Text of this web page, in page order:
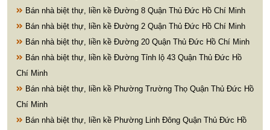
Bán nhà biệt thự, liền kề Đường 8 Quận Thủ Đức Hồ Chí Minh
Bán nhà biệt thự, liền kề Đường 2 Quận Thủ Đức Hồ Chí Minh
Bán nhà biệt thự, liền kề Đường 20 Quận Thủ Đức Hồ Chí Minh
Bán nhà biệt thự, liền kề Đường Tỉnh lộ 43 Quận Thủ Đức Hồ
Chí Minh
Bán nhà biệt thự, liền kề Phường Trường Thọ Quận Thủ Đức Hồ
Chí Minh
Bán nhà biệt thự, liền kề Phường Linh Đông Quận Thủ Đức Hồ